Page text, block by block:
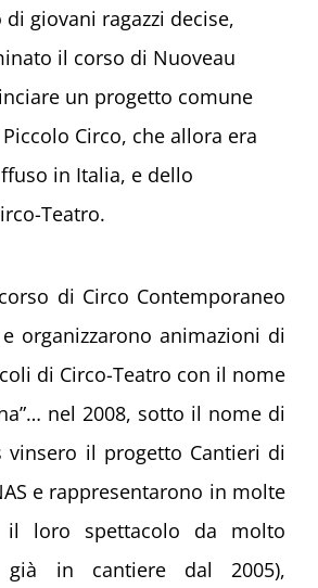
giovani ragazzi decise,
il corso di Nuoveau
un progetto comune
Circo, che allora era
in Italia, e dello
Teatro.
di Circo Contemporaneo
organizzarono animazioni di
di Circo-Teatro con il nome
nel 2008, sotto il nome di
vinsero il progetto Cantieri di
e rappresentarono in molte
il loro spettacolo da molto
già in cantiere dal 2005),